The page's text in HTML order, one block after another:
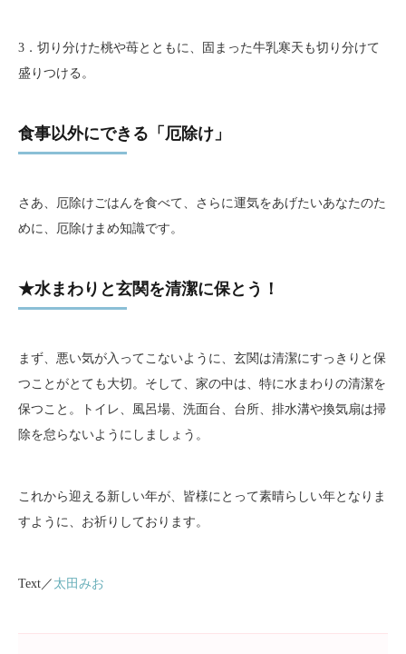
3．切り分けた桃や苺とともに、固まった牛乳寒天も切り分けて
盛りつける。
食事以外にできる「厄除け」
さあ、厄除けごはんを食べて、さらに運気をあげたいあなたのた
めに、厄除けまめ知識です。
★水まわりと玄関を清潔に保とう！
まず、悪い気が入ってこないように、玄関は清潔にすっきりと保
つことがとても大切。そして、家の中は、特に水まわりの清潔を
保つこと。トイレ、風呂場、洗面台、台所、排水溝や換気扇は掃
除を怠らないようにしましょう。
これから迎える新しい年が、皆様にとって素晴らしい年となりま
すように、お祈りしております。
Text／ 太田みお